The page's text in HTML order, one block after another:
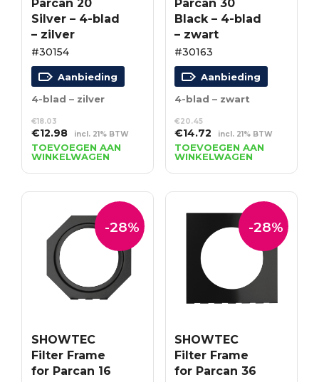
Parcan 20
Silver – 4-blad
– zilver
#30154
Aanbieding
4-blad – zilver
€18.03
Oorspronkelijke
prijs
was:
€18.03.
€12.98Huidige
prijs
is:
€12.98.
incl. 21% BTW
TOEVOEGEN AAN
WINKELWAGEN
Parcan 30
Black – 4-blad
– zwart
#30163
Aanbieding
4-blad – zwart
€20.45
Oorspronkelijke
prijs
was:
€20.45.
€14.72 Huidige
prijs
is:
€14.72.
incl. 21% BTW
TOEVOEGEN AAN
WINKELWAGEN
-28%
SHOWTEC
Filter Frame
for Parcan 16
-28%
SHOWTEC
Filter Frame
for Parcan 36